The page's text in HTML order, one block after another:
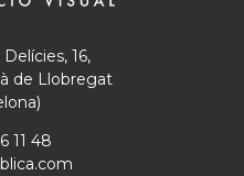
16,
de Llobregat
11 48